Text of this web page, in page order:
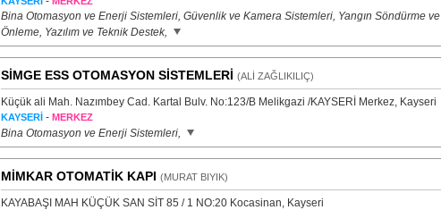
Bina Otomasyon ve Enerji Sistemleri, Güvenlik ve Kamera Sistemleri, Yangın Söndürme ve
Önleme, Yazılım ve Teknik Destek,
SİMGE ESS OTOMASYON SİSTEMLERİ (ALİ ZAĞLIKILIÇ)
Küçük ali Mah. Nazımbey Cad. Kartal Bulv. No:123/B Melikgazi /KAYSERİ Merkez, Kayseri
KAYSERİ- MERKEZ
Bina Otomasyon ve Enerji Sistemleri,
MİMKAR OTOMATİK KAPI (MURAT BIYIK)
KAYABAŞI MAH KÜÇÜK SAN SİT 85 / 1 NO:20 Kocasinan, Kayseri